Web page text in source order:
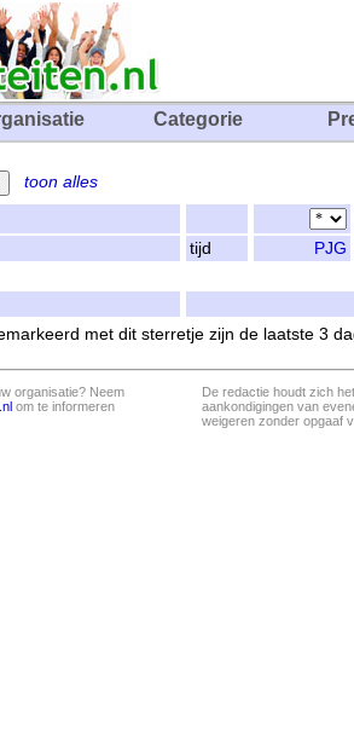
Categorie
toon alles
tijd PJG
met dit sterretje zijn de laatste 3
organisatie? Neem
om te informeren
De redactie houdt zich
aankondigingen van
weigeren zonder opgaaf